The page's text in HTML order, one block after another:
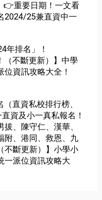
👉重要日期！一文看
2024/25兼直資中一
年排名」！
（不斷更新）】中學
資訊攻略大全！
直資私校排行榜、
資及小一真私報名！
、陳守仁、漢華、
附、港同、救恩、九
不斷更新）】小學小
一派位資訊攻略大